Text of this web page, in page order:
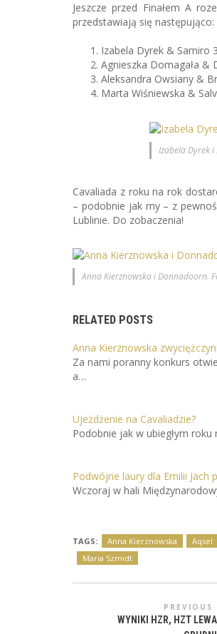
Jeszcze przed Finałem A
przedstawiają się następująco:
Izabela Dyrek & Samiro
Agnieszka Domagała &
Aleksandra Owsiany &
Marta Wiśniewska &
Izabela Dyrek
Cavaliada z roku na rok
– podobnie jak my – z
Lublinie. Do zobaczenia!
Anna Kierznowska i Donnadoorn.
RELATED POSTS
Anna Kierznowska
Za nami poranny konkurs
a…
Ujeżdżenie na Cavaliadzie?
Podobnie jak w ubiegłym
Podwójne laury dla Emilii Jach
Wczoraj w hali
TAGS: Anna Kierznowska Aqsel
Maria Szmidt
PREVIOUS
WYNIKI HZR, HZT